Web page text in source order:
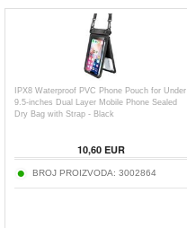
IPX8 Waterproof PVC Phone Pouch for Under
9.5-inches Dual Layer Mobile Phone Sealed
Dry Bag with Strap - Black
10,60EUR
BROJ PROIZVODA: 3002864